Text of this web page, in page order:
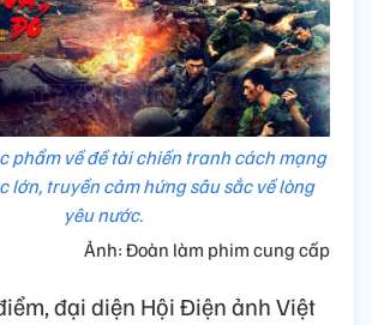
phẩm về đề tài chiến tranh cách mạng
lớn, truyền cảm hứng sâu sắc về lòng
yêu nước.
Ảnh: Đoàn làm phim cung cấp
đại diện Hội Điện ảnh Việt